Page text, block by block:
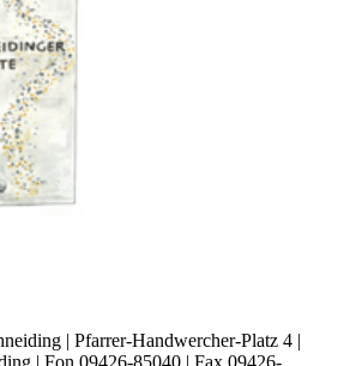
| Pfarrer-Handwercher-Platz 4 |